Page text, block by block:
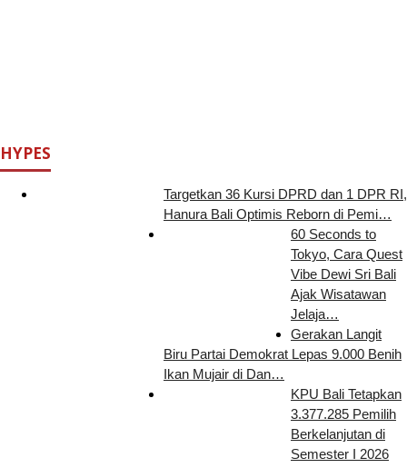
HYPES
Targetkan 36 Kursi DPRD dan 1 DPR RI,
Hanura Bali Optimis Reborn di Pemi…
60 Seconds to
Tokyo, Cara Quest
Vibe Dewi Sri Bali
Ajak Wisatawan
Jelaja…
Gerakan Langit
Biru Partai Demokrat Lepas 9.000 Benih
Ikan Mujair di Dan…
KPU Bali Tetapkan
3.377.285 Pemilih
Berkelanjutan di
Semester I 2026